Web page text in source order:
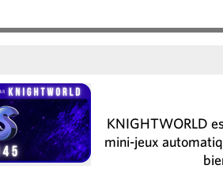
KNIGHTWORLD
mini-jeux